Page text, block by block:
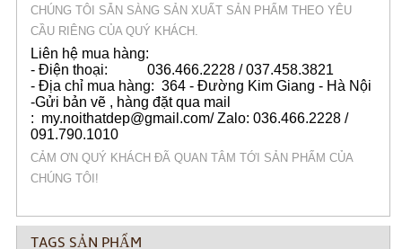
CHÚNG TÔI SẴN SÀNG SẢN XUẤT SẢN PHẨM THEO YÊU
CẦU RIÊNG CỦA QUÝ KHÁCH.
Liên hệ mua hàng:
- Điện thoại: 036.466.2228 / 037.458.3821
- Địa chỉ mua hàng: 364 - Đường Kim Giang - Hà Nội
-Gửi bản vẽ , hàng đặt qua mail
: my.noithatdep@gmail.com/ Zalo: 036.466.2228 /
091.790.1010
CẢM ƠN QUÝ KHÁCH ĐÃ QUAN TÂM TỚI SẢN PHẨM CỦA
CHÚNG TÔI!
TAGS SẢN PHẨM